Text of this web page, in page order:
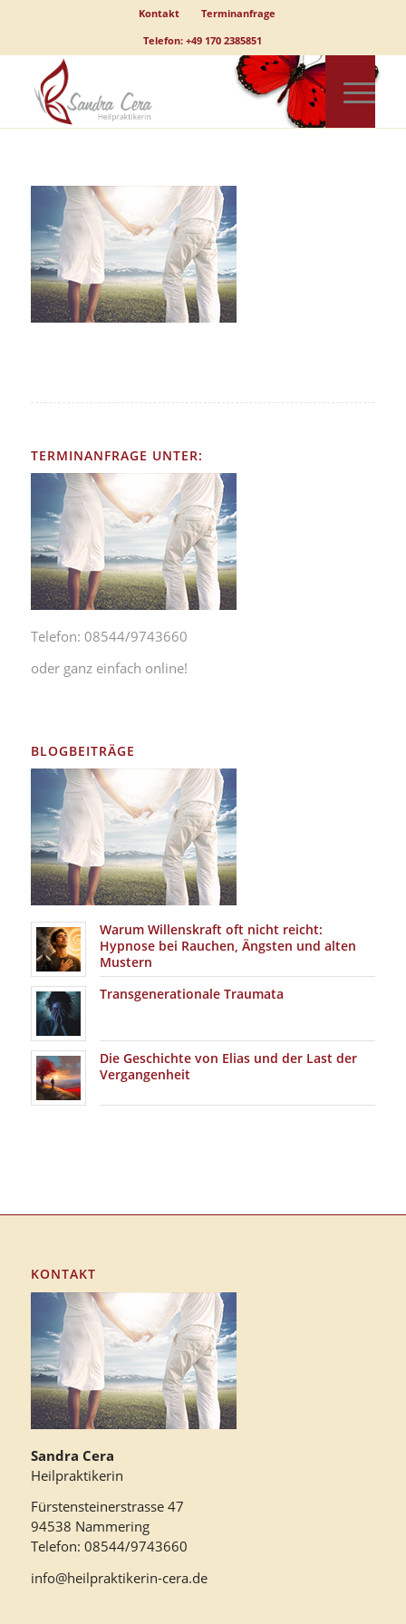
Kontakt
Terminanfrage
Telefon: +49 170 2385851
TERMINANFRAGE UNTER:
Telefon: 08544/9743660
oder ganz einfach online!
BLOGBEITRÄGE
Warum Willenskraft oft nicht reicht:
Hypnose bei Rauchen, Ängsten und alten
Mustern
Transgenerationale Traumata
Die Geschichte von Elias und der Last der
Vergangenheit
KONTAKT
Sandra Cera
Heilpraktikerin
Fürstensteinerstrasse 47
94538 Nammering
Telefon: 08544/9743660
info@heilpraktikerin-cera.de